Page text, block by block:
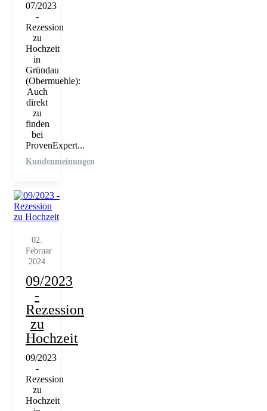
07/2023
-
Rezession
zu
Hochzeit
in
Gründau
(Obermuehle):
Auch
direkt
zu
finden
bei
ProvenExpert...
Kundenmeinungen
02.
Februar
2024
09/2023
-
Rezession
zu
Hochzeit
09/2023
-
Rezession
zu
Hochzeit